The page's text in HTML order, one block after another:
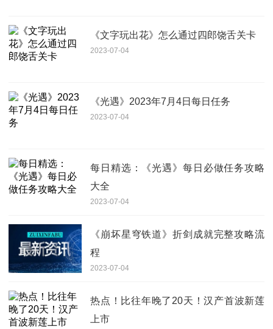
《文字玩出花》怎么通过四郎饶舌关卡
2023-07-04
《光遇》2023年7月4日每日任务
2023-07-04
每日精选：《光遇》每日必做任务攻略
大全
2023-07-04
《崩坏星穹铁道》折剑成就完整攻略流
程
2023-07-04
热点！比往年晚了20天！汉产首波新莲
上市